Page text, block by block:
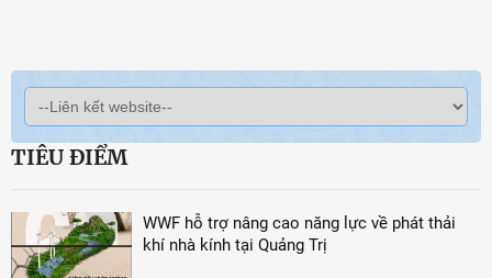
TIÊU ĐIỂM
WWF hỗ trợ nâng cao năng lực về phát thải
khí nhà kính tại Quảng Trị